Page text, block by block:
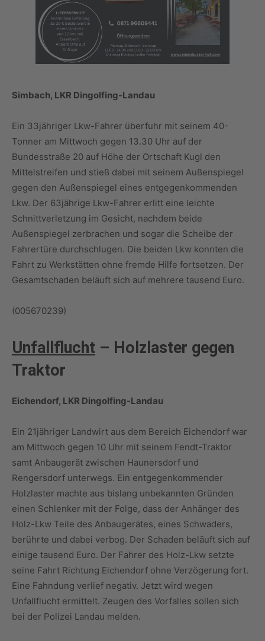
Simbach, LKR Dingolfing-Landau
Ein 33jähriger Lkw-Fahrer überfuhr mit seinem 40-
Tonner am Mittwoch gegen 13.30 Uhr auf der
Bundesstraße 20 auf Höhe der Ortschaft Kugl den
Mittelstreifen und stieß dabei mit seinem Außenspiegel
gegen den Außenspiegel eines entgegenkommenden
Lkw. Der 63jährige Lkw-Fahrer erlitt eine leichte
Schnittverletzung im Gesicht, nachdem beide
Außenspiegel zerbrachen und sogar die Scheibe der
Fahrertüre durchschlugen. Die beiden Lkw konnten die
Fahrt zu Werkstätten ohne fremde Hilfe fortsetzen. Der
Gesamtschaden beläuft sich auf mehrere tausend Euro.
(005670239)
Unfallflucht – Holzlaster gegen
Traktor
Eichendorf, LKR Dingolfing-Landau
Ein 21jähriger Landwirt aus dem Bereich Eichendorf war
am Mittwoch gegen 10 Uhr mit seinem Fendt-Traktor
samt Anbaugerät zwischen Haunersdorf und
Rengersdorf unterwegs. Ein entgegenkommender
Holzlaster machte aus bislang unbekannten Gründen
einen Schlenker mit der Folge, dass der Anhänger des
Holz-Lkw Teile des Anbaugerätes, eines Schwaders,
berührte und dabei verbog. Der Schaden beläuft sich auf
einige tausend Euro. Der Fahrer des Holz-Lkw setzte
seine Fahrt Richtung Eichendorf ohne Verzögerung fort.
Eine Fahndung verlief negativ. Jetzt wird wegen
Unfallflucht ermittelt. Zeugen des Vorfalles sollen sich
bei der Polizei Landau melden.